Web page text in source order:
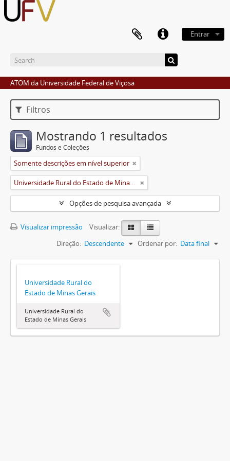
Entrar
ATOM da Universidade Federal de Viçosa
Filtros
Mostrando 1 resultados
Fundos e Coleções
Somente descrições em nível superior
Universidade Rural do Estado de Minas Gerais (Uremg)
Opções de pesquisa avançada
Visualizar impressão
Visualizar:
Ordenar por: Data final
Direção: Descendente
Universidade Rural do
Estado de Minas Gerais
Universidade Rural do
Estado de Minas Gerais